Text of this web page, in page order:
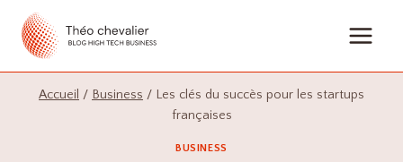
contenu
Accueil / Business / Les clés du succès pour les startups
françaises
BUSINESS